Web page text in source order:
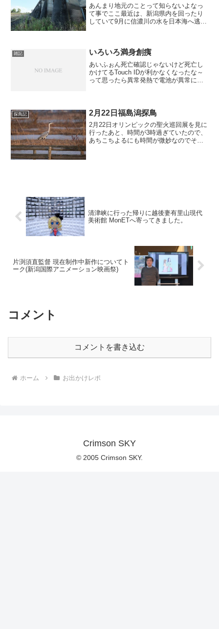
あんまり地元のことって知らないよなっ
て事でここ最近は、新潟県内を回ったり
していて9月に信濃川の水を日本海へ逃が
する資料、運用に関する...
雑記 いろいろ満身創痍
あいふぉん死亡確認じゃないけど死亡し
かけてるTouch IDが利かなくなったな～
って思ったら異常発熱で電池が異常に減
なんでまっ...
探鳥記 2月22日福島潟探鳥
2月22日オリンピックの聖火巡回展を見に
行ったあと、時間が3時過ぎていたので、
あちこちよるにも時間が微妙なのでその
清津峡に行った帰りに越後妻有里山現代
美術館 MonETへ寄ってきました。
片渕須直監督 現在制作中新作についてト
ーク(新潟国際アニメーション映画祭)
コメント
コメントを書き込む
ホーム お出かけレポ
Crimson SKY
© 2005 Crimson SKY.